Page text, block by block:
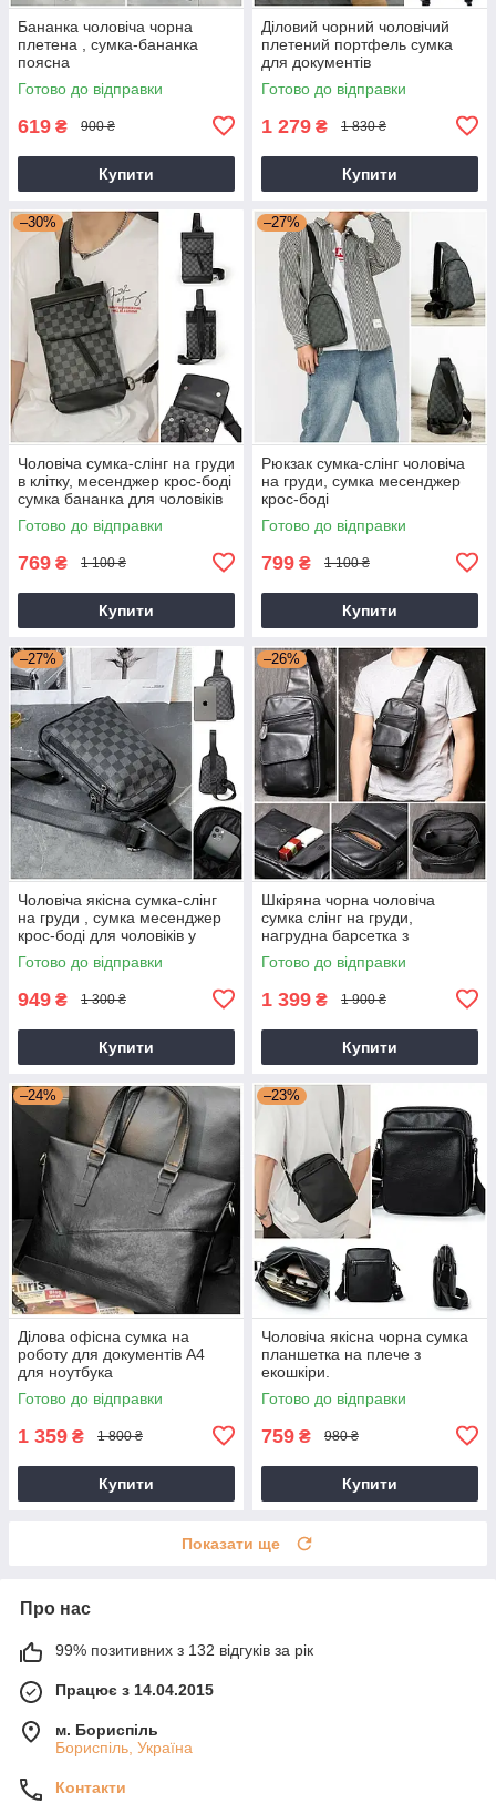
Бананка чоловіча чорна
плетена , сумка-бананка
поясна
Готово до відправки
619 ₴ 900 ₴
Купити
Діловий чорний чоловічий
плетений портфель сумка
для документів
Готово до відправки
1 279 ₴ 1 830 ₴
Купити
–30%
Чоловіча сумка-слінг на груди
в клітку, месенджер крос-боді
сумка бананка для чоловіків
Готово до відправки
769 ₴ 1 100 ₴
Купити
–27%
Рюкзак сумка-слінг чоловіча
на груди, сумка месенджер
крос-боді
Готово до відправки
799 ₴ 1 100 ₴
Купити
–27%
Чоловіча якісна сумка-слінг
на груди , сумка месенджер
крос-боді для чоловіків у
клітинку
Готово до відправки
949 ₴ 1 300 ₴
Купити
–26%
Шкіряна чорна чоловіча
сумка слінг на груди,
нагрудна барсетка з
натуральної шкіри
Готово до відправки
1 399 ₴ 1 900 ₴
Купити
–24%
Ділова офісна сумка на
роботу для документів А4
для ноутбука
Готово до відправки
1 359 ₴ 1 800 ₴
Купити
–23%
Чоловіча якісна чорна сумка
планшетка на плече з
екошкіри.
Готово до відправки
759 ₴ 980 ₴
Купити
Показати ще
Про нас
99% позитивних з 132 відгуків за рік
Працює з 14.04.2015
м. Бориспіль
Бориспіль, Україна
Контакти